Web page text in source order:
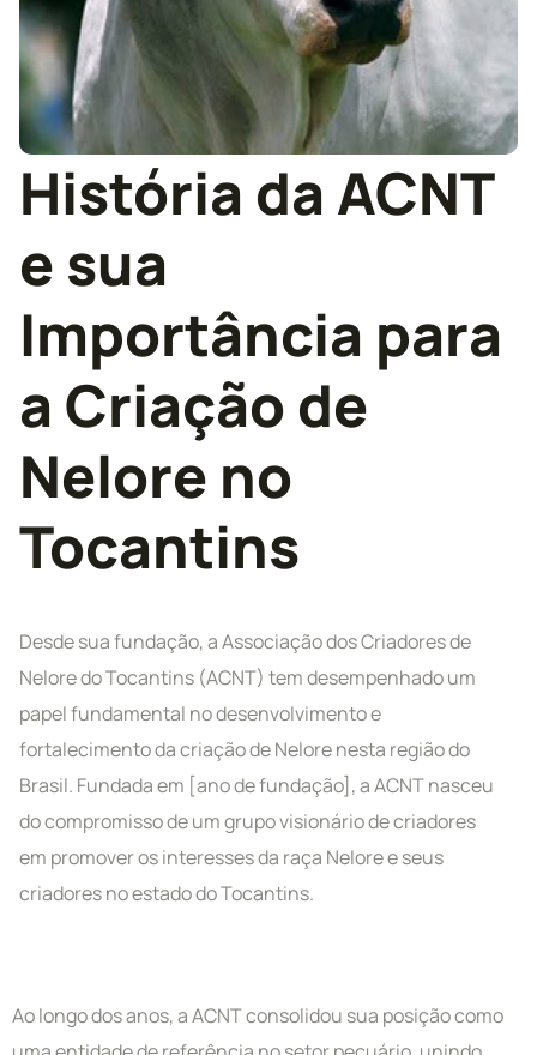
História da ACNT
e sua
Importância para
a Criação de
Nelore no
Tocantins
Desde sua fundação, a Associação dos Criadores de
Nelore do Tocantins (ACNT) tem desempenhado um
papel fundamental no desenvolvimento e
fortalecimento da criação de Nelore nesta região do
Brasil. Fundada em [ano de fundação], a ACNT nasceu
do compromisso de um grupo visionário de criadores
em promover os interesses da raça Nelore e seus
criadores no estado do Tocantins.
Ao longo dos anos, a ACNT consolidou sua posição como